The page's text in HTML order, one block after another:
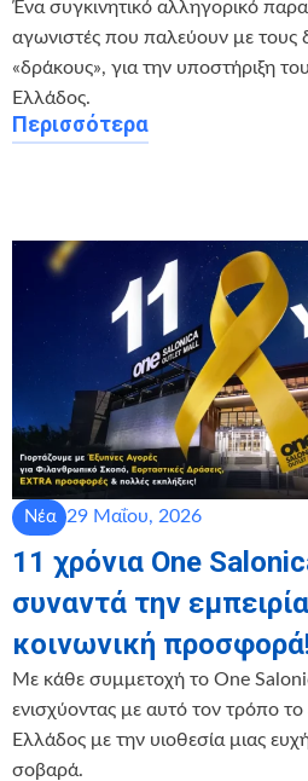
Ένα συγκινητικό αλληγορικό
αγωνιστές που παλεύουν με τους
«δράκους», για την υποστήριξη
Ελλάδος.
Περισσότερα
Νέα 29 Μαΐου, 2026
11 χρόνια One
συναντά την
κοινωνική
Με κάθε συμμετοχή το One
ενισχύοντας με αυτό τον τρόπο
Ελλάδος με την υιοθεσία μιας
σοβαρά.